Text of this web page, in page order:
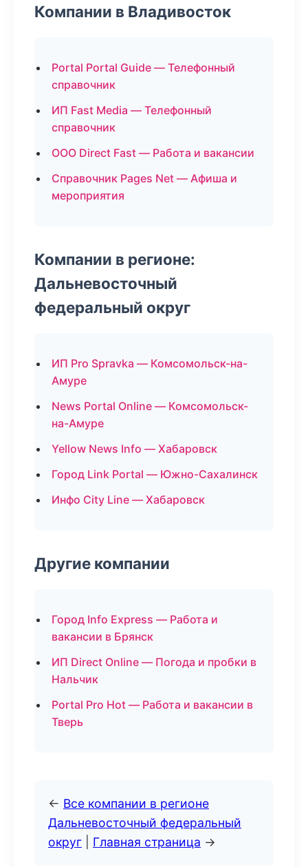
Компании в Владивосток
Portal Portal Guide — Телефонный
справочник
ИП Fast Media — Телефонный
справочник
ООО Direct Fast — Работа и вакансии
Справочник Pages Net — Афиша и
мероприятия
Компании в регионе:
Дальневосточный
федеральный округ
ИП Pro Spravka — Комсомольск-на-
Амуре
News Portal Online — Комсомольск-
на-Амуре
Yellow News Info — Хабаровск
Город Link Portal — Южно-Сахалинск
Инфо City Line — Хабаровск
Другие компании
Город Info Express — Работа и
вакансии в Брянск
ИП Direct Online — Погода и пробки в
Нальчик
Portal Pro Hot — Работа и вакансии в
Тверь
← Все компании в регионе
Дальневосточный федеральный
округ
Главная страница →